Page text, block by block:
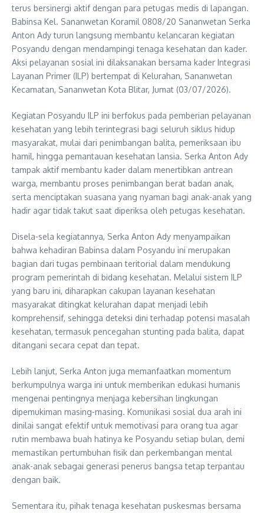
terus bersinergi aktif dengan para petugas medis di lapangan.
Babinsa Kel. Sananwetan Koramil 0808/20 Sananwetan Serka
Anton Ady turun langsung membantu kelancaran kegiatan
Posyandu dengan mendampingi tenaga kesehatan dan kader.
Aksi pelayanan sosial ini dilaksanakan bersama kader Integrasi
Layanan Primer (ILP) bertempat di Kelurahan, Sananwetan
Kecamatan, Sananwetan Kota Blitar, Jumat (03/07/2026).
Kegiatan Posyandu ILP ini berfokus pada pemberian pelayanan
kesehatan yang lebih terintegrasi bagi seluruh siklus hidup
masyarakat, mulai dari penimbangan balita, pemeriksaan ibu
hamil, hingga pemantauan kesehatan lansia. Serka Anton Ady
tampak aktif membantu kader dalam menertibkan antrean
warga, membantu proses penimbangan berat badan anak,
serta menciptakan suasana yang nyaman bagi anak-anak yang
hadir agar tidak takut saat diperiksa oleh petugas kesehatan.
Disela-sela kegiatannya, Serka Anton Ady menyampaikan
bahwa kehadiran Babinsa dalam Posyandu ini merupakan
bagian dari tugas pembinaan teritorial dalam mendukung
program pemerintah di bidang kesehatan. Melalui sistem ILP
yang baru ini, diharapkan cakupan layanan kesehatan
masyarakat ditingkat kelurahan dapat menjadi lebih
komprehensif, sehingga deteksi dini terhadap potensi masalah
kesehatan, termasuk pencegahan stunting pada balita, dapat
ditangani secara cepat dan tepat.
Lebih lanjut, Serka Anton juga memanfaatkan momentum
berkumpulnya warga ini untuk memberikan edukasi humanis
mengenai pentingnya menjaga kebersihan lingkungan
dipemukiman masing-masing. Komunikasi sosial dua arah ini
dinilai sangat efektif untuk memotivasi para orang tua agar
rutin membawa buah hatinya ke Posyandu setiap bulan, demi
memastikan pertumbuhan fisik dan perkembangan mental
anak-anak sebagai generasi penerus bangsa tetap terpantau
dengan baik.
Sementara itu, pihak tenaga kesehatan puskesmas bersama